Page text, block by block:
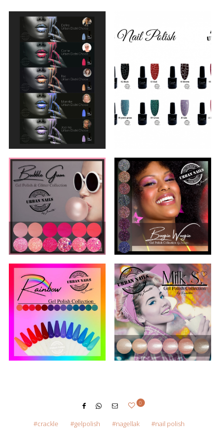
0
crackle gelpolish nagellak
nail polish